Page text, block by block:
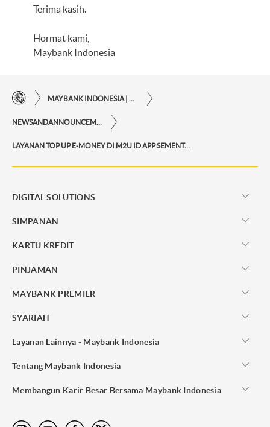
Terima kasih.
Hormat kami,
Maybank Indonesia
LAYANAN TOP UP E-MONEY DI M2U ID APP SEMENTARA TIDAK TERSEDIA
DIGITAL SOLUTIONS
SIMPANAN
KARTU KREDIT
PINJAMAN
MAYBANK PREMIER
SYARIAH
Layanan Lainnya - Maybank Indonesia
Tentang Maybank Indonesia
Membangun Karir Besar Bersama Maybank Indonesia